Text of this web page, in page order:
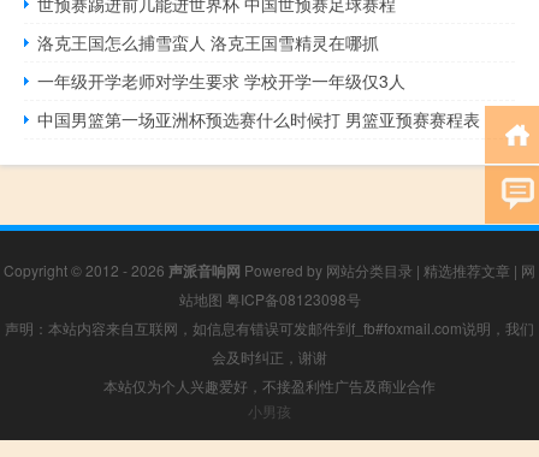
洛克王国怎么捕雪蛮人 洛克王国雪精灵在哪抓
一年级开学老师对学生要求 学校开学一年级仅3人
中国男篮第一场亚洲杯预选赛什么时候打 男篮亚预赛赛程表
Copyright © 2012 - 2026 声派音响网 Powered by 网站分类目录 | 精选推荐文章 | 网
站地图 粤ICP备08123098号
声明：本站内容来自互联网，如信息有错误可发邮件到f_fb#foxmail.com说明，我们
会及时纠正，谢谢
本站仅为个人兴趣爱好，不接盈利性广告及商业合作
小男孩